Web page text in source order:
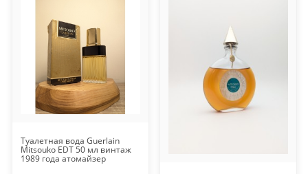
Туалетная вода Guerlain
Mitsouko EDT 50 мл винтаж
1989 года атомайзер